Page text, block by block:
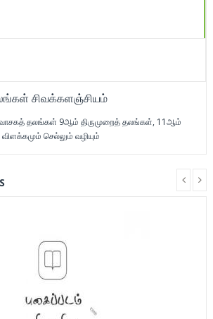
சிவக்களஞ்சியம்
தலங்கள் 9ஆம் திருமுறைத் தலங்கள், 11ஆம்
செல்லும் வழியும்